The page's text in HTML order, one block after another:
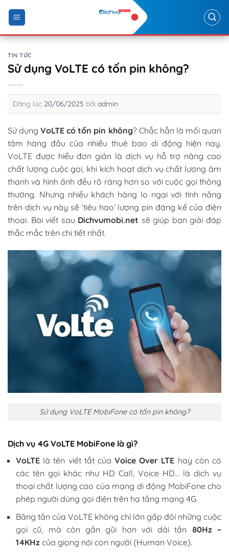
content
TIN TỨC
Sử dụng VoLTE có tốn pin không?
Đăng lúc 20/06/2025 bởi admin
Sử dụngVoLTE có tốn pin không? Chắc hẳn là mối quan
tâm hàng đầu của nhiều thuê bao di động hiện nay.
VoLTE được hiểu đơn giản là dịch vụ hỗ trợ nâng cao
chất lượng cuộc gọi, khi kích hoạt dịch vụ chất lượng âm
thanh và hình ảnh đều rõ ràng hơn so với cuộc gọi thông
thường. Nhưng nhiều khách hàng lo ngại với tính năng
trên dịch vụ này sẽ ‘tiêu hao’ lượng pin đáng kể của điện
thoại. Bài viết sau Dichvumobi.net sẽ giúp bạn giải đáp
thắc mắc trên chi tiết nhất.
Sử dụng VoLTE MobiFone có tốn pin không?
Dịch vụ 4G VoLTE MobiFone là gì?
VoLTE là tên viết tắt của Voice Over LTE hay còn có
các tên gọi khác như HD Call, Voice HD… là dịch vụ
thoại chất lượng cao của mạng di động MobiFone cho
phép người dùng gọi điện trên hạ tầng mạng 4G.
Băng tần của VoLTE không chỉ lớn gấp đôi những cuộc
gọi cũ, mà còn gần gũi hơn với dải tần 80Hz –
14KHz của giọng nói con người (Human Voice).